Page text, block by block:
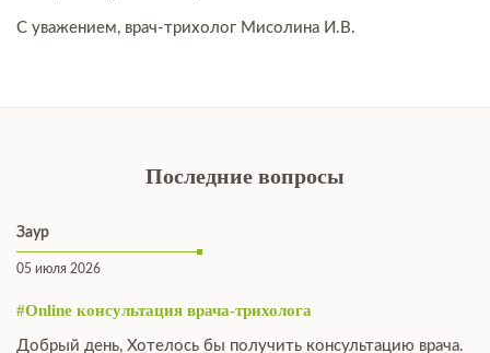
С уважением, врач-трихолог Мисолина И.В.
Последние вопросы
Заур
05 июля 2026
#Online консультация врача-трихолога
Добрый день, Хотелось бы получить консультацию врача.